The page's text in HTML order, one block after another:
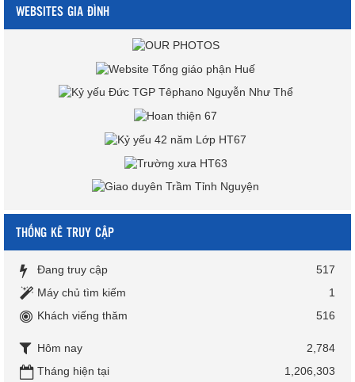
WEBSITES GIA ĐÌNH
THỐNG KÊ TRUY CẬP
Đang truy cập
517
Máy chủ tìm kiếm
1
Khách viếng thăm
516
Hôm nay
2,784
Tháng hiện tại
1,206,303